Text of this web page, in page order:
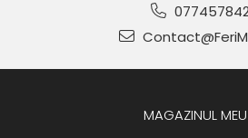
MAGAZINUL MEU